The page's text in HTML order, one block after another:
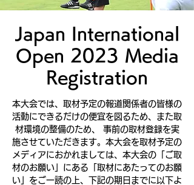
Japan International
Open 2023 Media
Registration
本大会では、取材予定の報道関係者の皆様の
活動にできるだけの便宜を図るため、また取
材環境の整備のため、 事前の取材登録を実
施させていただきます。本大会を取材予定の
メディアにおかれましては、本大会の「ご取
材のお願い」にある「取材にあたってのお願
い」をご一読の上、下記の期日までに以下よ